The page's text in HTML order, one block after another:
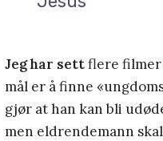
Jeg har settflere filmer
mål er å finne
gjør at han kan bli
men eldrendemann